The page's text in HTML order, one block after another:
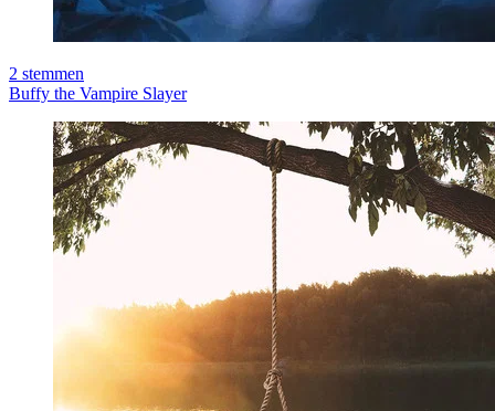
2 stemmen
Buffy the Vampire Slayer